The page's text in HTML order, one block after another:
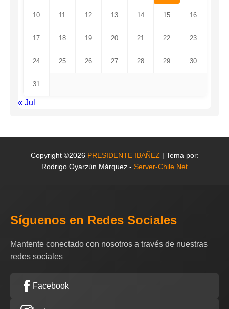
10 11 12 13 14 15 16
17 18 19 20 21 22 23
24 25 26 27 28 29 30
31
« Jul
Copyright ©2026 PRESIDENTE IBAÑEZ | Tema por:
Rodrigo Oyarzún Márquez - Server-Chile.Net
Síguenos en Redes Sociales
Mantente conectado con nosotros a través de nuestras
redes sociales
Facebook